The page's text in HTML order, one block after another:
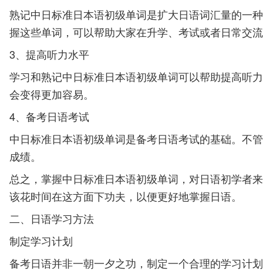
熟记中日标准日本语初级单词是扩大日语词汇量的一
握这些单词，可以帮助大家在升学、考试或者日常交
3、提高听力水平
学习和熟记中日标准日本语初级单词可以帮助提高听
会变得更加容易。
4、备考日语考试
中日标准日本语初级单词是备考日语考试的基础。不
成绩。
总之，掌握中日标准日本语初级单词，对日语初学者
该花时间在这方面下功夫，以便更好地掌握日语。
二、日语学习方法
制定学习计划
备考日语并非一朝一夕之功，制定一个合理的学习计